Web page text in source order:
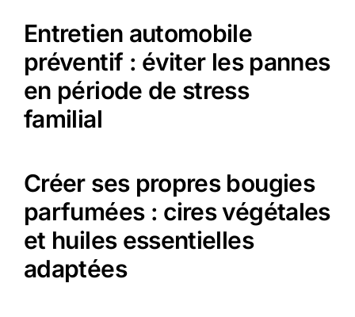
Entretien automobile
préventif : éviter les pannes
en période de stress
familial
Créer ses propres bougies
parfumées : cires végétales
et huiles essentielles
adaptées